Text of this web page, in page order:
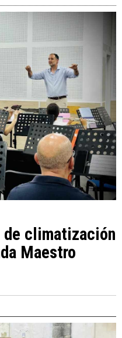
de climatización
Maestro